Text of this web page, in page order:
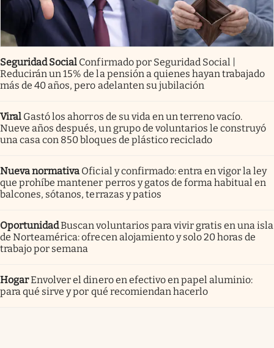
Seguridad Social Confirmado por Seguridad Social |
Reducirán un 15% de la pensión a quienes hayan trabajado
más de 40 años, pero adelanten su jubilación
Viral Gastó los ahorros de su vida en un terreno vacío.
Nueve años después, un grupo de voluntarios le construyó
una casa con 850 bloques de plástico reciclado
Nueva normativa Oficial y confirmado: entra en vigor la ley
que prohíbe mantener perros y gatos de forma habitual en
balcones, sótanos, terrazas y patios
OportunidadBuscan voluntarios para vivir gratis en una isla
de Norteamérica: ofrecen alojamiento y solo 20 horas de
trabajo por semana
HogarEnvolver el dinero en efectivo en papel aluminio:
para qué sirve y por qué recomiendan hacerlo